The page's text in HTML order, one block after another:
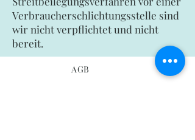
Verbraucherschlichtungsstelle sind
wir nicht verpflichtet und nicht
bereit.
AGB